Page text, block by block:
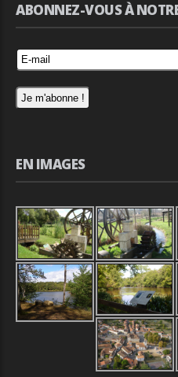
ABONNEZ-VOUS À
EN IMAGES